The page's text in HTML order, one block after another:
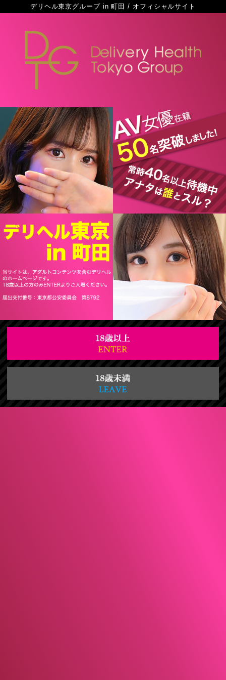
デリヘル東京グループ in 町田 / オフィシャルサイト